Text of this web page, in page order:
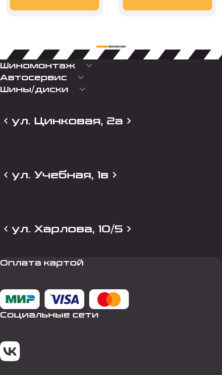
Шиномонтаж keyboard_arrow_down
Автосервис keyboard_arrow_down
Шины/диски keyboard_arrow_down
ул. Цинковая, 2а
ул. Учебная, 1в
ул. Харлова, 10/5
Оплата картой
Социальные сети